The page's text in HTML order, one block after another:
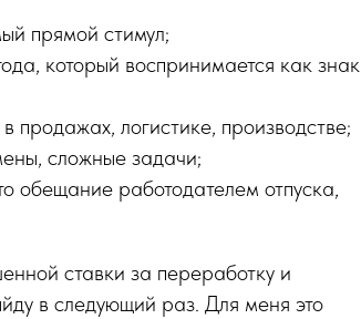
прямой стимул;
который воспринимается как знак
логистике, производстве;
сложные задачи;
обещание работодателем отпуска,
ставки за переработку и
в следующий раз. Для меня это